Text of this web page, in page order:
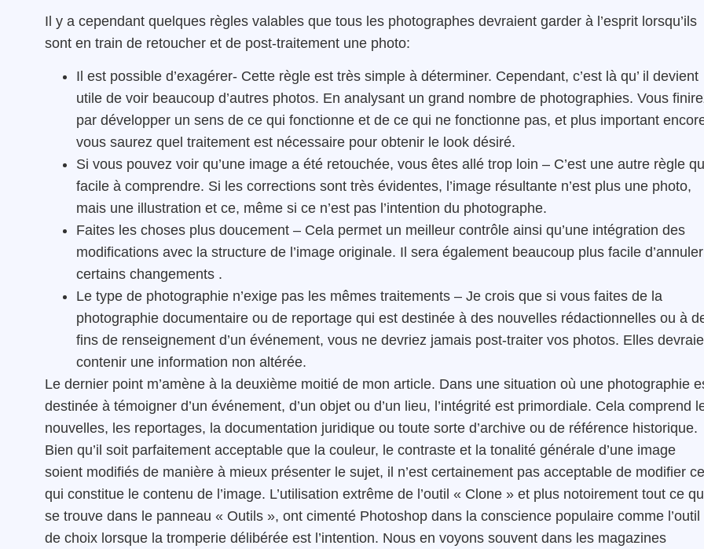
Il y a cependant quelques règles valables que tous les photographes devraient garder à l’esprit lorsqu’ils
sont en train de retoucher et de post-traitement une photo:
Il est possible d’exagérer- Cette règle est très simple à déterminer. Cependant, c’est là qu’ il devient
utile de voir beaucoup d’autres photos. En analysant un grand nombre de photographies. Vous
par développer un sens de ce qui fonctionne et de ce qui ne fonctionne pas, et plus important
vous saurez quel traitement est nécessaire pour obtenir le look désiré.
Si vous pouvez voir qu’une image a été retouchée, vous êtes allé trop loin – C’est une autre règle
facile à comprendre. Si les corrections sont très évidentes, l’image résultante n’est plus une photo,
mais une illustration et ce, même si ce n’est pas l’intention du photographe.
Faites les choses plus doucement – Cela permet un meilleur contrôle ainsi qu’une intégration des
modifications avec la structure de l’image originale. Il sera également beaucoup plus facile d’annuler
certains changements .
Le type de photographie n’exige pas les mêmes traitements – Je crois que si vous faites de la
photographie documentaire ou de reportage qui est destinée à des nouvelles rédactionnelles ou à
fins de renseignement d’un événement, vous ne devriez jamais post-traiter vos photos. Elles
contenir une information non altérée.
Le dernier point m’amène à la deuxième moitié de mon article. Dans une situation où une photographie
destinée à témoigner d’un événement, d’un objet ou d’un lieu, l’intégrité est primordiale. Cela comprend
nouvelles, les reportages, la documentation juridique ou toute sorte d’archive ou de référence historique.
Bien qu’il soit parfaitement acceptable que la couleur, le contraste et la tonalité générale d’une image
soient modifiés de manière à mieux présenter le sujet, il n’est certainement pas acceptable de modifier ce
qui constitue le contenu de l’image. L’utilisation extrême de l’outil « Clone » et plus notoirement tout ce
se trouve dans le panneau « Outils », ont cimenté Photoshop dans la conscience populaire comme l’outil
de choix lorsque la tromperie délibérée est l’intention. Nous en voyons souvent dans les magazines